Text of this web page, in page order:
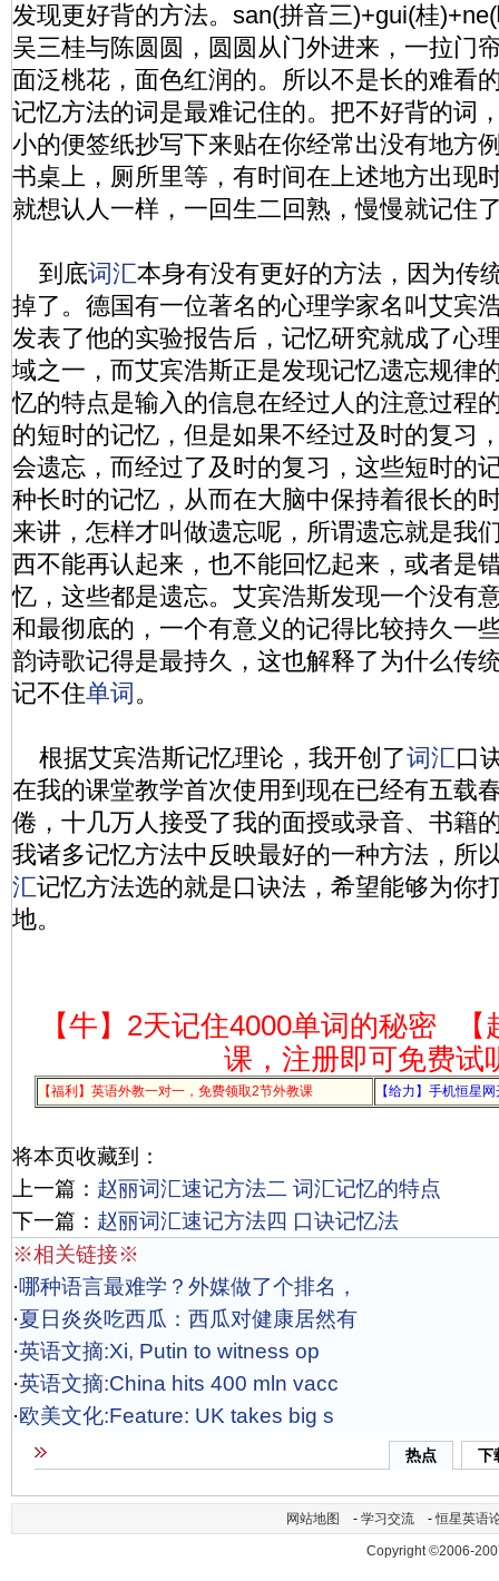
发现更好背的方法。san(拼音三)+gui(桂
吴三桂与陈圆圆，圆圆从门外进来，一拉门
面泛桃花，面色红润的。所以不是长的难看
记忆方法的词是最难记住的。把不好背的词
小的便签纸抄写下来贴在你经常出没有地方
书桌上，厕所里等，有时间在上述地方出现
就想认人一样，一回生二回熟，慢慢就记住
到底词汇本身有没有更好的方法，因为传
掉了。德国有一位著名的心理学家名叫艾宾
发表了他的实验报告后，记忆研究就成了心
域之一，而艾宾浩斯正是发现记忆遗忘规律
忆的特点是输入的信息在经过人的注意过程
的短时的记忆，但是如果不经过及时的复习
会遗忘，而经过了及时的复习，这些短时的
种长时的记忆，从而在大脑中保持着很长的
来讲，怎样才叫做遗忘呢，所谓遗忘就是我
西不能再认起来，也不能回忆起来，或者是
忆，这些都是遗忘。艾宾浩斯发现一个没有
和最彻底的，一个有意义的记得比较持久一
韵诗歌记得是最持久，这也解释了为什么传
记不住单词 。
根据艾宾浩斯记忆理论，我开创了词汇口
在我的课堂教学首次使用到现在已经有五载
倦，十几万人接受了我的面授或录音、书籍
我诸多记忆方法中反映最好的一种方法，所
汇记忆方法选的就是口诀法，希望能够为你
地。
【牛】2天记住4000单词的秘密
课，注册即可免费试
【福利】英语外教一对一，免费领取2节外教课 【给力】手机恒星
将本页收藏到：
上一篇： 赵丽词汇速记方法二 词汇记忆的特点
下一篇： 赵丽词汇速记方法四 口诀记忆法
※相关链接※
·哪种语言最难学？外媒做了个排名，
·夏日炎炎吃西瓜：西瓜对健康居然有
·英语文摘:Xi, Putin to witness op
·英语文摘:China hits 400 mln vacc
·欧美文化:Feature: UK takes big s
热点 下
网站地图 - 学习交流 -恒星英语
Copyright ©2006-